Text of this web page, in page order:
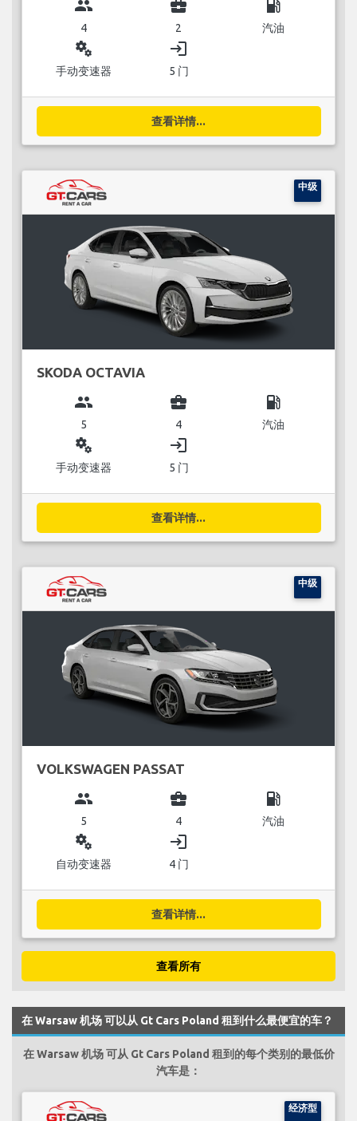
group
4
business_center
2
local_gas_station
汽油
miscellaneous_services
手动变速器
login
5 门
查看详情...
中级
SKODA OCTAVIA
group
5
business_center
4
local_gas_station
汽油
miscellaneous_services
手动变速器
login
5 门
查看详情...
中级
VOLKSWAGEN PASSAT
group
5
business_center
4
local_gas_station
汽油
miscellaneous_services
自动变速器
login
4 门
查看详情...
查看所有
在 Warsaw 机场 可以从 Gt Cars Poland 租到什么最便宜的车？
在 Warsaw 机场 可从 Gt Cars Poland 租到的每个类别的最低价
汽车是：
经济型